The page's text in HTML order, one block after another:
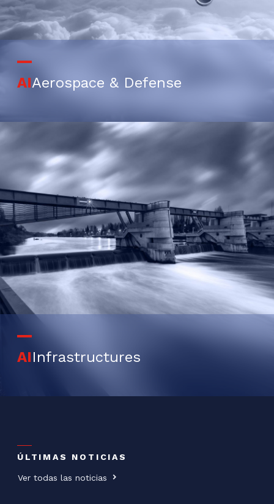
AIAerospace & Defense
AIInfrastructures
ÚLTIMAS NOTICIAS
Ver todas las noticias